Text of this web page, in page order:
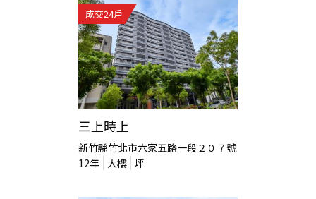
成交24戶
三上時上
新竹縣竹北市六家五路一段２０７號
12年 大樓 坪